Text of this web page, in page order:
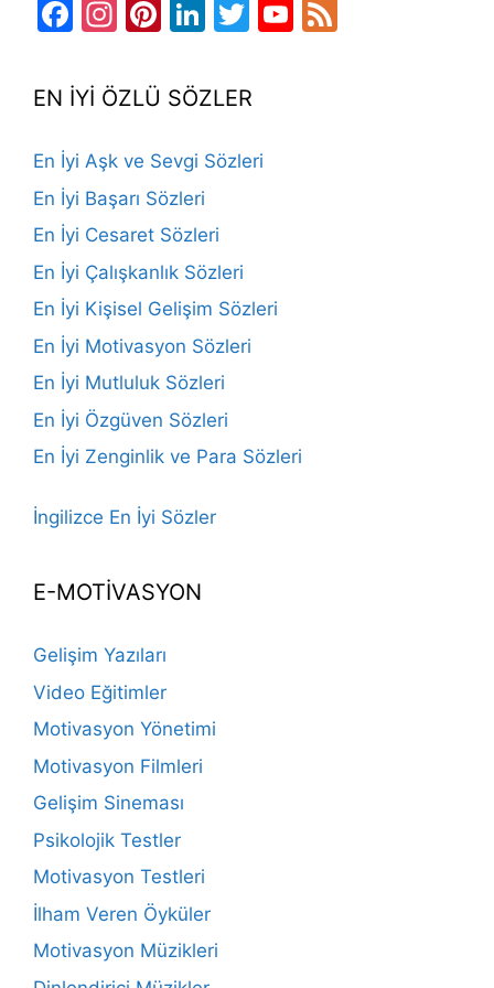
Facebook
Instagram
Pinterest
LinkedIn
TwitterYouTube
EN İYİ ÖZLÜ SÖZLER
En İyi Aşk ve Sevgi Sözleri
En İyi Başarı Sözleri
En İyi Cesaret Sözleri
En İyi Çalışkanlık Sözleri
En İyi Kişisel Gelişim Sözleri
En İyi Motivasyon Sözleri
En İyi Mutluluk Sözleri
En İyi Özgüven Sözleri
En İyi Zenginlik ve Para Sözleri
İngilizce En İyi Sözler
E-MOTİVASYON
Gelişim Yazıları
Video Eğitimler
Motivasyon Yönetimi
Motivasyon Filmleri
Gelişim Sineması
Psikolojik Testler
Motivasyon Testleri
İlham Veren Öyküler
Motivasyon Müzikleri